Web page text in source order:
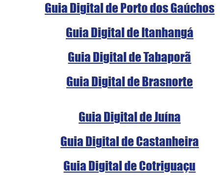
Guia Digital de Porto dos Gaúchos
Guia Digital de Itanhangá
Guia Digital de Tabaporã
Guia Digital de Brasnorte
Guia Digital de Juína
Guia Digital de Castanheira
Guia Digital de Cotriguaçu